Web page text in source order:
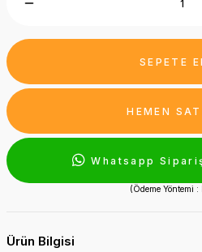
SEPETE
HEMEN
Whatsapp
(Ödeme Yöntemi :
Ürün Bilgisi